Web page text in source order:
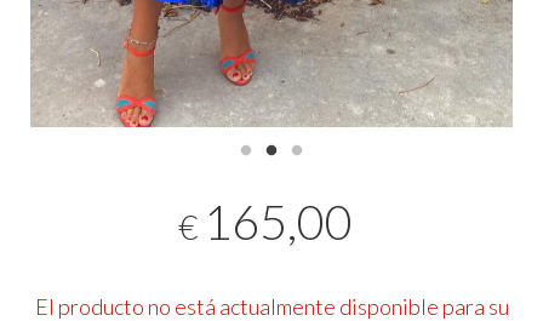
€ 165,00
El producto no está actualmente disponible para su